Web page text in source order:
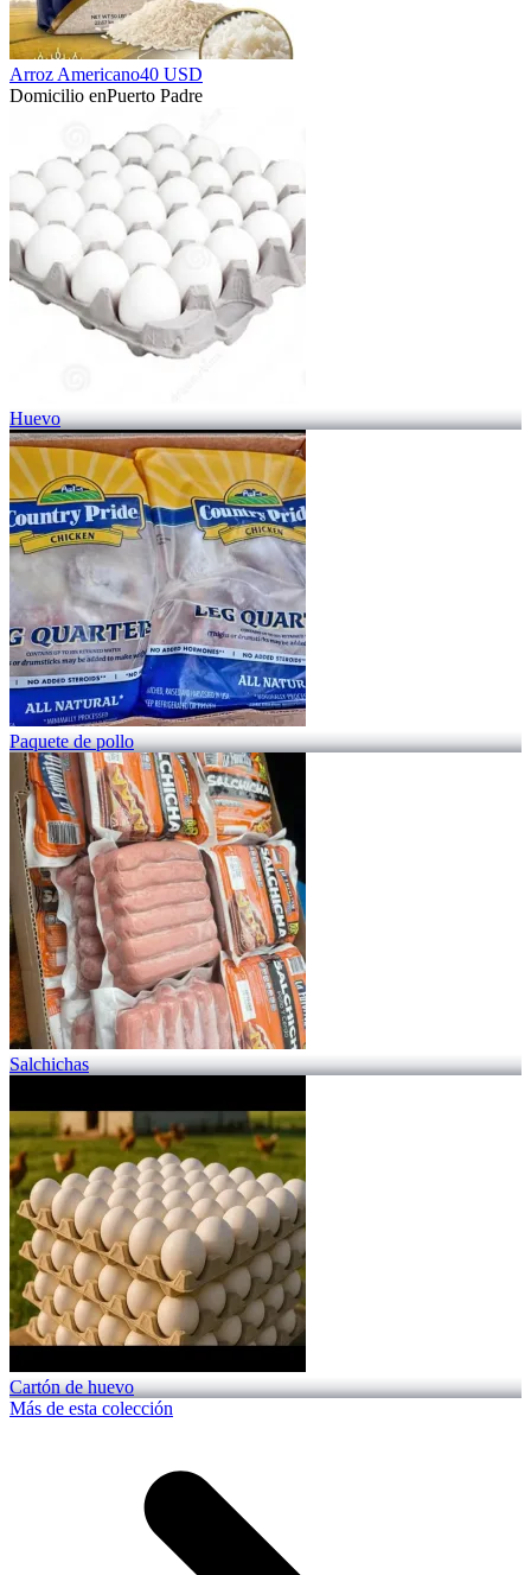
Arroz Americano40 USD
Domicilio enPuerto Padre
Huevo
Paquete de pollo
Salchichas
Cartón de huevo
Más de esta colección